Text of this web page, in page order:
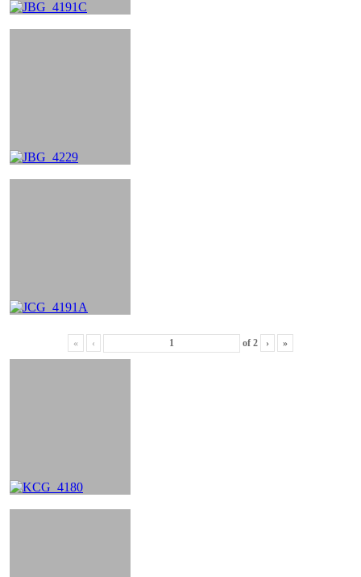
« ‹ of 2 › »